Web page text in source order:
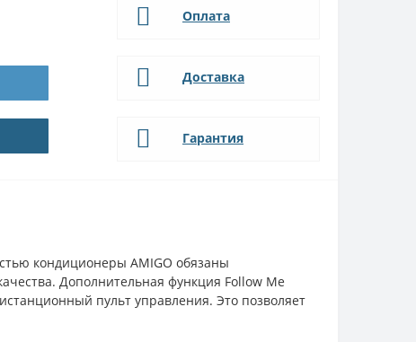
Оплата
Доставка
Гарантия
кондиционеры AMIGO обязаны
Дополнительная функция Follow Me
пульт управления. Это позволяет